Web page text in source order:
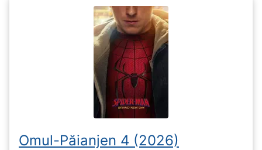
Omul-Păianjen 4 (2026)